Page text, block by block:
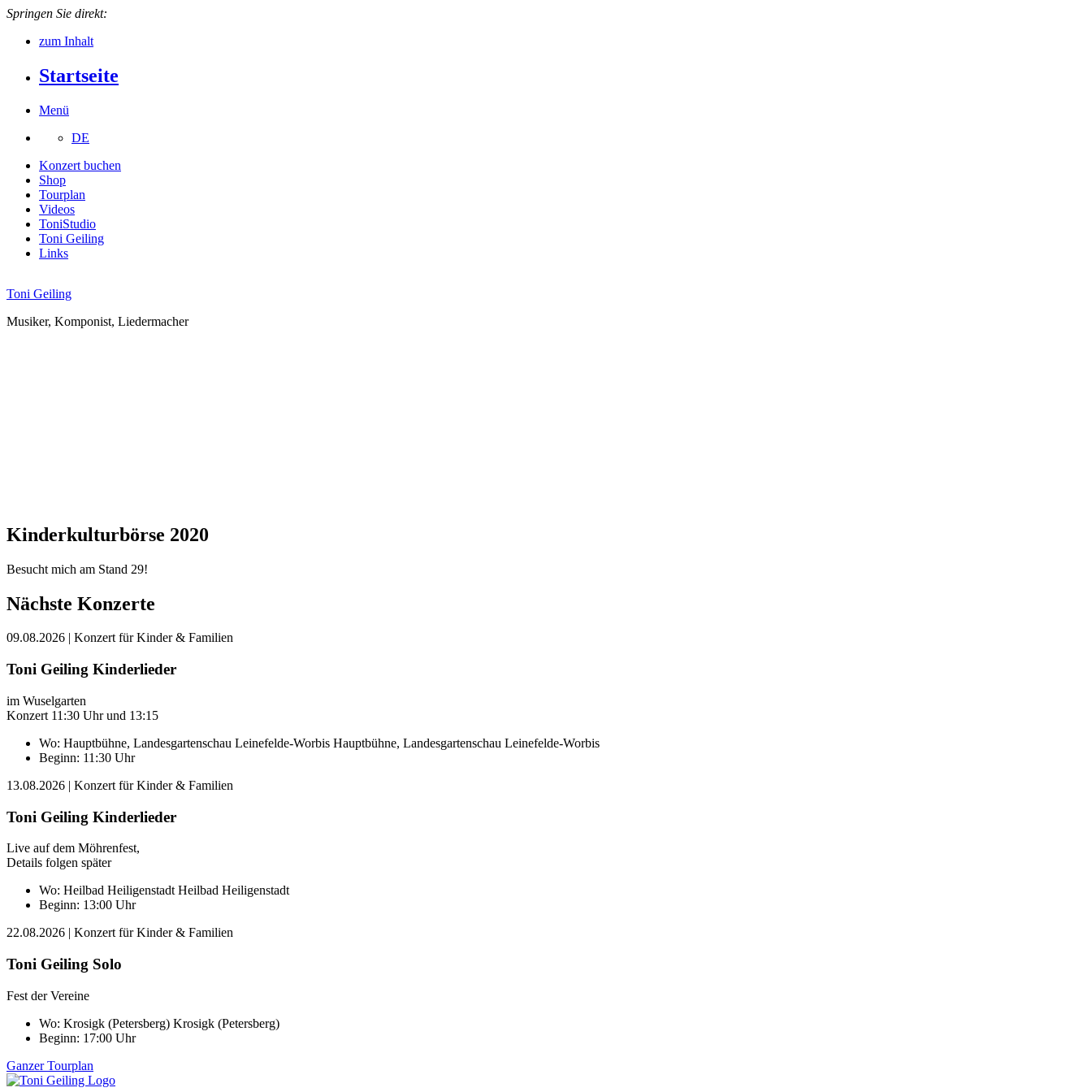
Springen Sie direkt:
zum Inhalt
Startseite
Menü
DE
Konzert buchen
Shop
Tourplan
Videos
ToniStudio
Toni Geiling
Links
Toni Geiling
Musiker, Komponist, Liedermacher
Kinderkulturbörse 2020
Besucht mich am Stand 29!
Nächste Konzerte
09.08.2026 | Konzert für Kinder & Familien
Toni Geiling Kinderlieder
im Wuselgarten
Konzert 11:30 Uhr und 13:15
Wo: Hauptbühne, Landesgartenschau Leinefelde-Worbis Hauptbühne, Landesgartenschau Leinefelde-Worbis
Beginn: 11:30 Uhr
13.08.2026 | Konzert für Kinder & Familien
Toni Geiling Kinderlieder
Live auf dem Möhrenfest,
Details folgen später
Wo: Heilbad Heiligenstadt Heilbad Heiligenstadt
Beginn: 13:00 Uhr
22.08.2026 | Konzert für Kinder & Familien
Toni Geiling Solo
Fest der Vereine
Wo: Krosigk (Petersberg) Krosigk (Petersberg)
Beginn: 17:00 Uhr
Ganzer Tourplan